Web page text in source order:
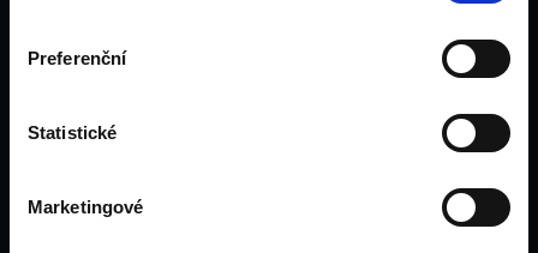
Preferenční
Statistické
Marketingové
Identifikační číslo: 24276405, společnost s ručením
Zásady ochrany osobních údajů a cookie
Menu